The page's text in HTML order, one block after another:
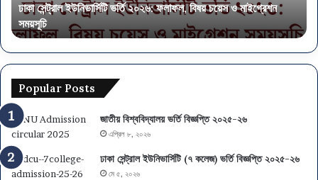
মাইগ্রেশন
সময়সূচি
ঢাকা সেন্ট্রাল ইউনিভার্সিটি ভর্তি ২০২৬: ফলাফল, বিষয় চয়েস ও মাইগ্রেশন
সময়সূচি
Popular Posts
জাতীয় বিশ্ববিদ্যালয় ভর্তি বিজ্ঞপ্তি ২০২৫-২৬
এপ্রিল ৮, ২০২৬
ঢাকা সেন্ট্রাল ইউনিভার্সিটি (৭ কলেজ) ভর্তি বিজ্ঞপ্তি ২০২৫-২৬
মে ৫, ২০২৬